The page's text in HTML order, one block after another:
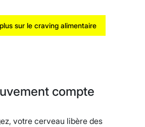
sur le craving alimentaire
compte
votre cerveau libère des